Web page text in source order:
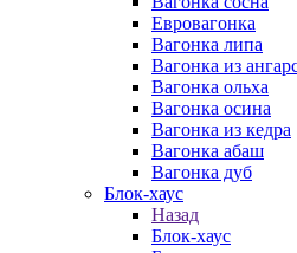
Евровагонка
Вагонка липа
Вагонка из
Вагонка ольха
Вагонка осина
Вагонка из кедра
Вагонка абаш
Вагонка дуб
Блок-хаус
Назад
Блок-хаус